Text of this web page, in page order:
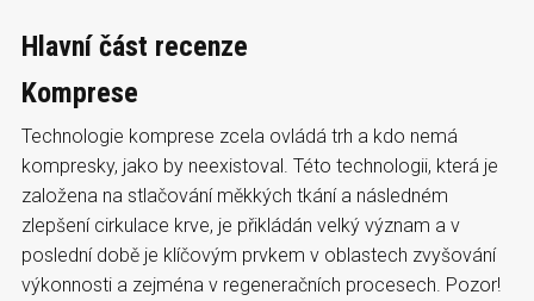
Hlavní část recenze
Komprese
Technologie komprese zcela ovládá trh a kdo nemá
kompresky, jako by neexistoval. Této technologii, která je
založena na stlačování měkkých tkání a následném
zlepšení cirkulace krve, je přikládán velký význam a v
poslední době je klíčovým prvkem v oblastech zvyšování
výkonnosti a zejména v regeneračních procesech. Pozor!